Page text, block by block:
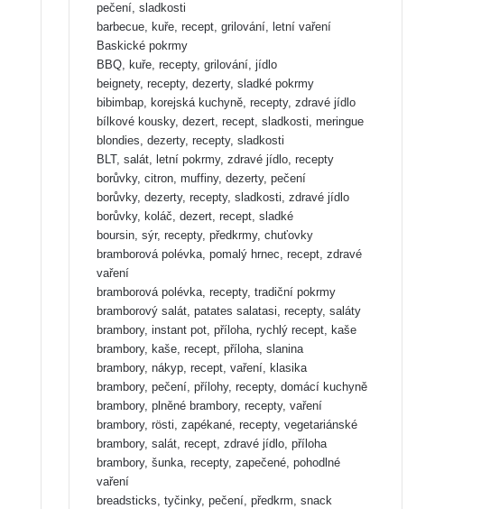
pečení, sladkosti
barbecue, kuře, recept, grilování, letní vaření
Baskické pokrmy
BBQ, kuře, recepty, grilování, jídlo
beignety, recepty, dezerty, sladké pokrmy
bibimbap, korejská kuchyně, recepty, zdravé jídlo
bílkové kousky, dezert, recept, sladkosti, meringue
blondies, dezerty, recepty, sladkosti
BLT, salát, letní pokrmy, zdravé jídlo, recepty
borůvky, citron, muffiny, dezerty, pečení
borůvky, dezerty, recepty, sladkosti, zdravé jídlo
borůvky, koláč, dezert, recept, sladké
boursin, sýr, recepty, předkrmy, chuťovky
bramborová polévka, pomalý hrnec, recept, zdravé
vaření
bramborová polévka, recepty, tradiční pokrmy
bramborový salát, patates salatasi, recepty, saláty
brambory, instant pot, příloha, rychlý recept, kaše
brambory, kaše, recept, příloha, slanina
brambory, nákyp, recept, vaření, klasika
brambory, pečení, přílohy, recepty, domácí kuchyně
brambory, plněné brambory, recepty, vaření
brambory, rösti, zapékané, recepty, vegetariánské
brambory, salát, recept, zdravé jídlo, příloha
brambory, šunka, recepty, zapečené, pohodlné
vaření
breadsticks, tyčinky, pečení, předkrm, snack